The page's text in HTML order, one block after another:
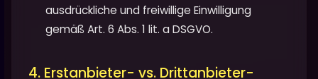
ausdrückliche und freiwillige Einwilligung
gemäß Art. 6 Abs. 1 lit. a DSGVO.
4. Erstanbieter- vs. Drittanbieter-